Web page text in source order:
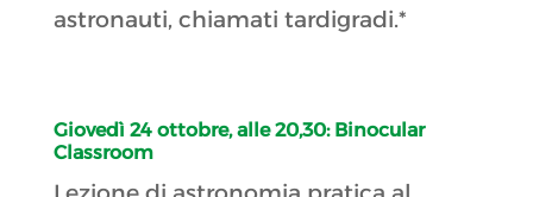
astronauti, chiamati tardigradi.*
Giovedì 24 ottobre, alle 20,30: Binocular
Classroom